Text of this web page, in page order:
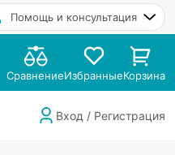
Помощь и консультация
СравнениеИзбранныеКорзина
Вход / Регистрация